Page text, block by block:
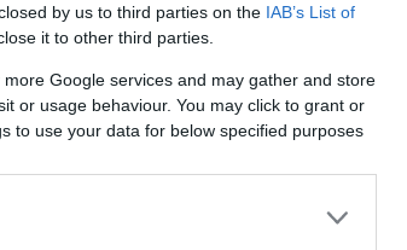
by us to third parties on the IAB’s List of
it to other third parties.
Google services and may gather and store
or usage behaviour. You may click to grant or
to use your data for below specified purposes